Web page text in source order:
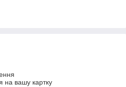
на вашу картку